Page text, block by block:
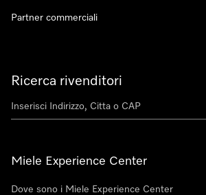
Ricerca rivenditori
Miele Experience Center
Dove sono i Miele Experience Center
Partner commerciali